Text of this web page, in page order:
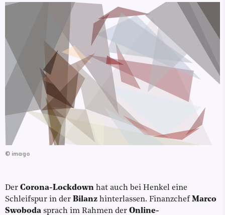
© imago
Der Corona-Lockdown hat auch bei Henkel eine
Schleifspur in der Bilanz hinterlassen. Finanzchef Marco
Swoboda sprach im Rahmen der Online-